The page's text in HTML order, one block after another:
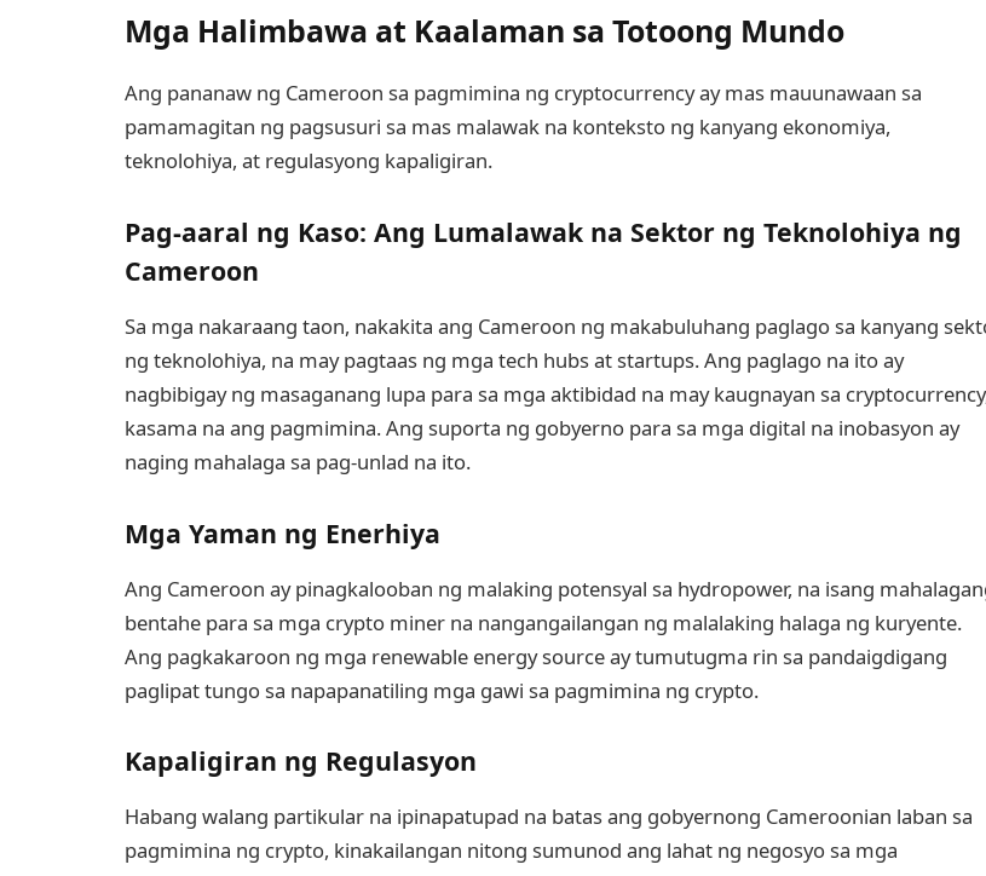
Mga Halimbawa at Kaalaman sa Totoong Mundo
Ang pananaw ng Cameroon sa pagmimina ng cryptocurrency ay mas mauunawaan sa
pamamagitan ng pagsusuri sa mas malawak na konteksto ng kanyang ekonomiya,
teknolohiya, at regulasyong kapaligiran.
Pag-aaral ng Kaso: Ang Lumalawak na Sektor ng Teknolohiya ng
Cameroon
Sa mga nakaraang taon, nakakita ang Cameroon ng makabuluhang paglago sa kanyang
ng teknolohiya, na may pagtaas ng mga tech hubs at startups. Ang paglago na ito ay
nagbibigay ng masaganang lupa para sa mga aktibidad na may kaugnayan sa
kasama na ang pagmimina. Ang suporta ng gobyerno para sa mga digital na inobasyon ay
naging mahalaga sa pag-unlad na ito.
Mga Yaman ng Enerhiya
Ang Cameroon ay pinagkalooban ng malaking potensyal sa hydropower, na isang
bentahe para sa mga crypto miner na nangangailangan ng malalaking halaga ng kuryente.
Ang pagkakaroon ng mga renewable energy source ay tumutugma rin sa pandaigdigang
paglipat tungo sa napapanatiling mga gawi sa pagmimina ng crypto.
Kapaligiran ng Regulasyon
Habang walang partikular na ipinapatupad na batas ang gobyernong Cameroonian laban sa
pagmimina ng crypto, kinakailangan nitong sumunod ang lahat ng negosyo sa mga